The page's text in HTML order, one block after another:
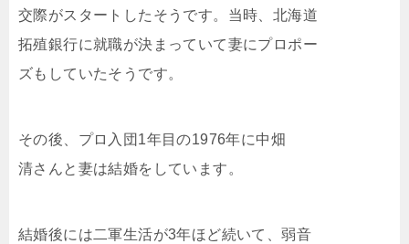
交際がスタートしたそうです。当時、北海道
拓殖銀行に就職が決まっていて妻にプロポー
ズもしていたそうです。
その後、プロ入団1年目の1976年に中畑
清さんと妻は結婚をしています。
結婚後には二軍生活が3年ほど続いて、弱音